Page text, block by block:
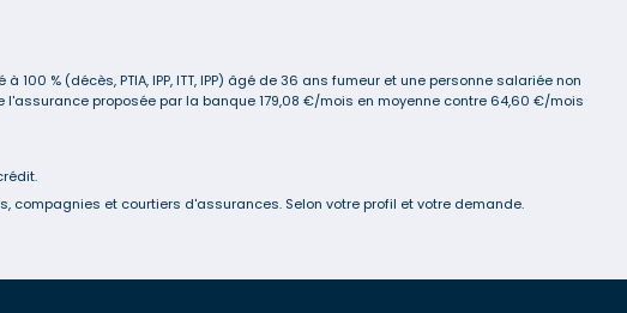
les réglementations. Personnalisez vos préférences pour
% (décès, PTIA, IPP, ITT, IPP) âgé de 36 ans fumeur et une personne salariée non
l'assurance proposée par la banque 179,08 €/mois en moyenne contre 64,60 €/mois
compagnies et courtiers d'assurances. Selon votre profil et votre demande.